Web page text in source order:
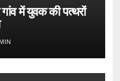
में युवक की पत्थरों